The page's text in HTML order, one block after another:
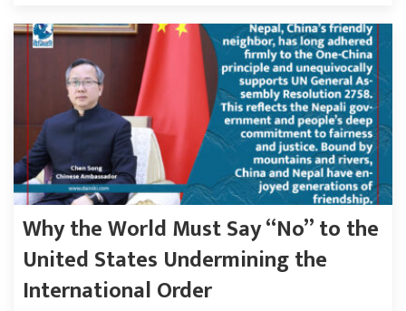
Why the World Must Say “No” to the
United States Undermining the
International Order